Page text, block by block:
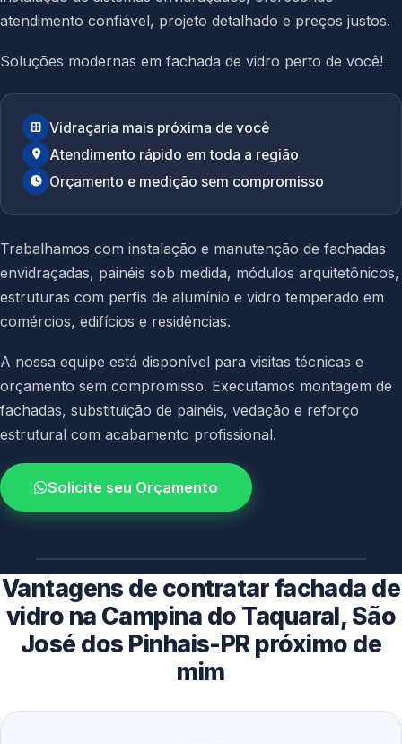
atendimento confiável, projeto detalhado e preços justos.
Soluções modernas em fachada de vidro perto de você!
Vidraçaria mais próxima de você
Atendimento rápido em toda a região
Orçamento e medição sem compromisso
Trabalhamos com instalação e manutenção de fachadas
envidraçadas, painéis sob medida, módulos arquitetônicos,
estruturas com perfis de alumínio e vidro temperado em
comércios, edifícios e residências.
A nossa equipe está disponível para visitas técnicas e
orçamento sem compromisso. Executamos montagem de
fachadas, substituição de painéis, vedação e reforço
estrutural com acabamento profissional.
Solicite seu Orçamento
4.9 / 5.0
avaliacao dos clientes
Vantagens de contratar fachada de
vidro na Campina do Taquaral, São
José dos Pinhais-PR próximo de
mim